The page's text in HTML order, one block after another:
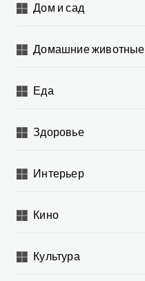
Дом и сад
Домашние животные
Еда
Здоровье
Интерьер
Кино
Культура